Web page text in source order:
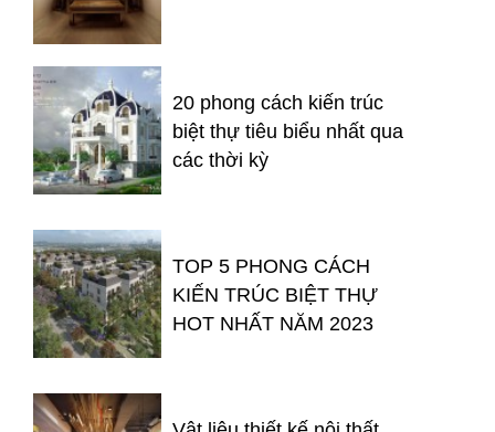
20 phong cách kiến trúc
biệt thự tiêu biểu nhất qua
các thời kỳ
TOP 5 PHONG CÁCH
KIẾN TRÚC BIỆT THỰ
HOT NHẤT NĂM 2023